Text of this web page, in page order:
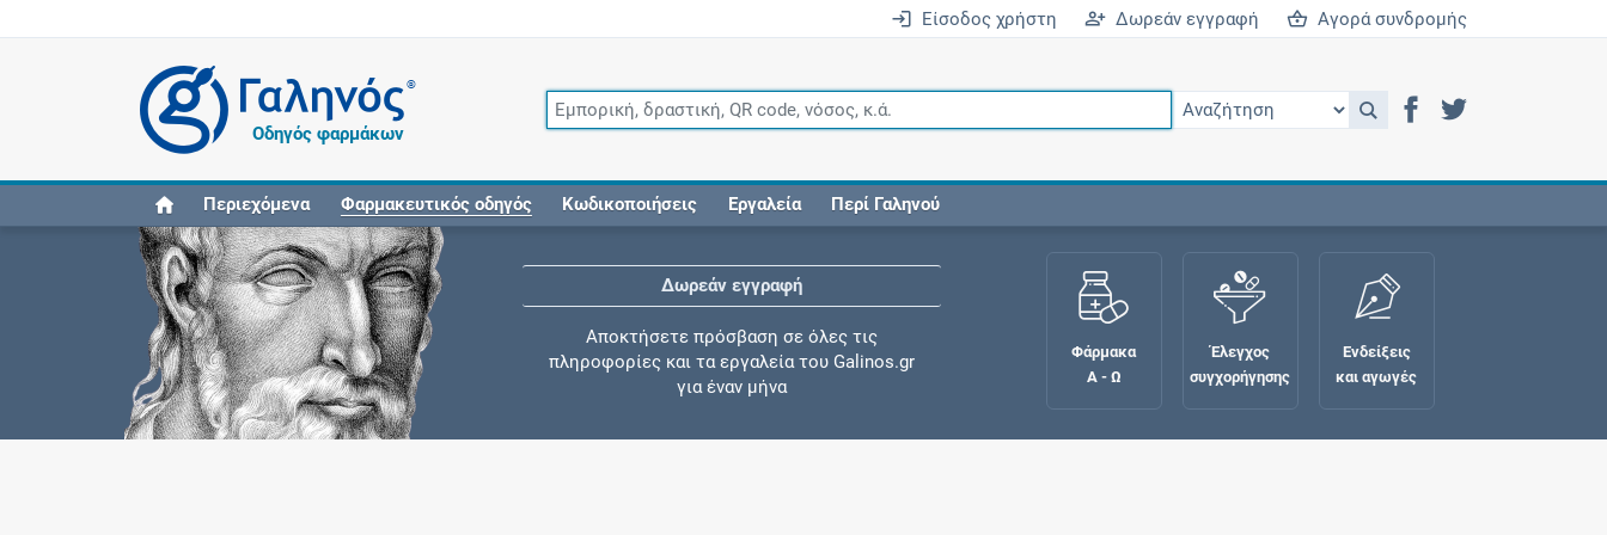
Είσοδος χρήστη Δωρεάν εγγραφή Αγορά συνδρομής
®
Οδηγός φαρμάκων
Περιεχόμενα Φαρμακευτικός οδηγός Κωδικοποιήσεις Εργαλεία Περί Γαληνού
Δωρεάν εγγραφή
Αποκτήσετε πρόσβαση σε όλες τις
πληροφορίες και τα εργαλεία του Galinos.gr
για έναν μήνα
Φάρμακα
Α - Ω
Έλεγχος
συγχορήγησης
Ενδείξεις
και αγωγές